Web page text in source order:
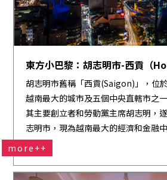
東方小巴黎：胡志明市-西貢（
胡志明市舊稱「西貢(Saigon)」，位
越南最大的城市及五個中央直轄市之
其主要創立者和勞動黨主席胡志明
志明市，現為越南最大的經濟和金融
more++